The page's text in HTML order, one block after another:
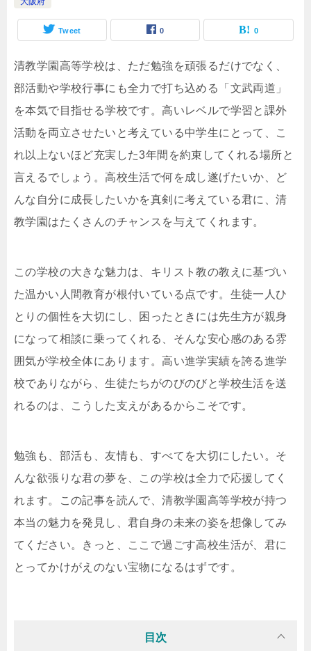
Tweet 0 0
清教学園高等学校は、ただ勉強を頑張るだけでなく、
部活動や学校行事にも全力で打ち込める「文武両道」
を本気で目指せる学校です。高いレベルで学習と課外
活動を両立させたいと考えている中学生にとって、こ
れ以上ないほど充実した3年間を約束してくれる場所と
言えるでしょう。高校生活で何を成し遂げたいか、ど
んな自分に成長したいかを真剣に考えている君に、清
教学園はたくさんのチャンスを与えてくれます。
この学校の大きな魅力は、キリスト教の教えに基づい
た温かい人間教育が根付いている点です。生徒一人ひ
とりの個性を大切にし、困ったときには先生方が親身
になって相談に乗ってくれる、そんな安心感のある雰
囲気が学校全体にあります。高い進学実績を誇る進学
校でありながら、生徒たちがのびのびと学校生活を送
れるのは、こうした支えがあるからこそです。
勉強も、部活も、友情も、すべてを大切にしたい。そ
んな欲張りな君の夢を、この学校は全力で応援してく
れます。この記事を読んで、清教学園高等学校が持つ
本当の魅力を発見し、君自身の未来の姿を想像してみ
てください。きっと、ここで過ごす高校生活が、君に
とってかけがえのない宝物になるはずです。
目次